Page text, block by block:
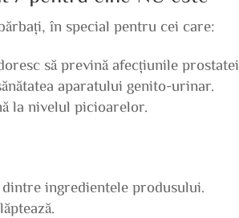
în special pentru cei care:
să prevină afecțiunile prostatei.
aparatului genito-urinar.
la nivelul picioarelor.
ingredientele produsului.